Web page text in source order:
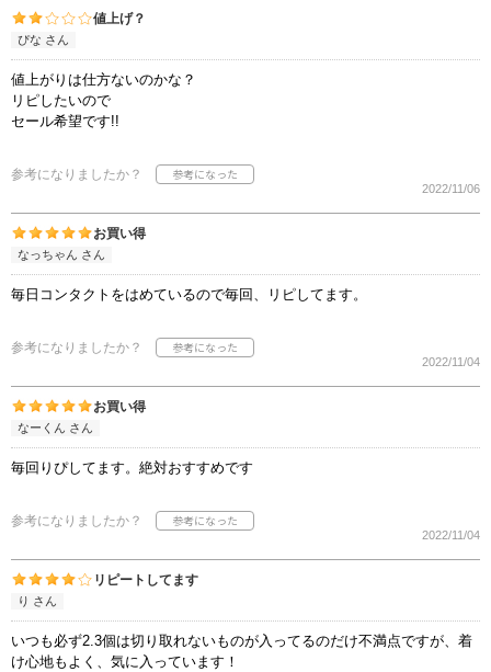
値上げ？
ぴな さん
値上がりは仕方ないのかな？
リピしたいので
セール希望です!!
参考になりましたか？
2022/11/06
お買い得
なっちゃん さん
毎日コンタクトをはめているので毎回、リピしてます。
参考になりましたか？
2022/11/04
お買い得
なーくん さん
毎回りぴしてます。絶対おすすめです
参考になりましたか？
2022/11/04
リピートしてます
り さん
いつも必ず2.3個は切り取れないものが入ってるのだけ不満点ですが、着
け心地もよく、気に入っています！